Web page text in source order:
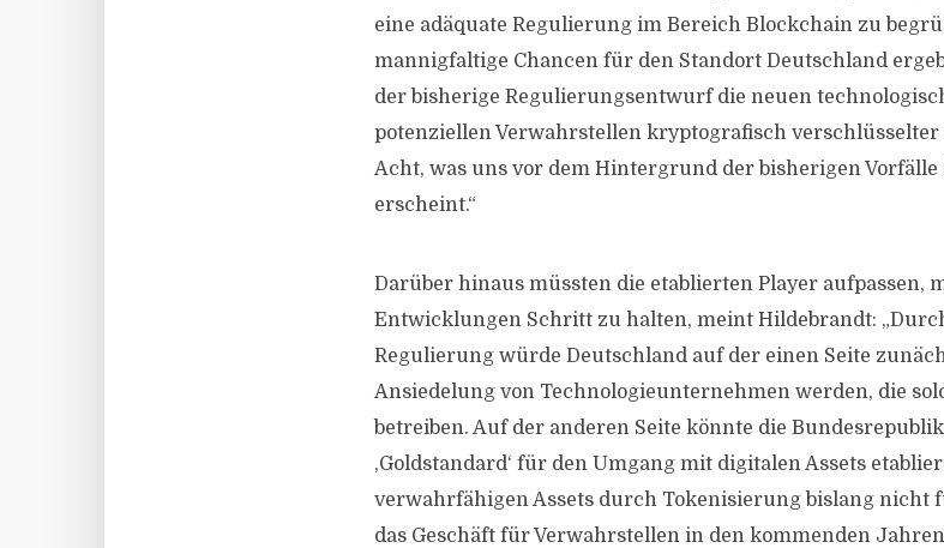
eine adäquate Regulierung im Bereich Blockchain zu
mannigfaltige Chancen für den Standort Deutschland
der bisherige Regulierungsentwurf die neuen
potenziellen Verwahrstellen kryptografisch
Acht, was uns vor dem Hintergrund der bisherigen
erscheint.“
Darüber hinaus müssten die etablierten Player aufpassen,
Entwicklungen Schritt zu halten, meint Hildebrandt:
Regulierung würde Deutschland auf der einen Seite
Ansiedelung von Technologieunternehmen werden, die
betreiben. Auf der anderen Seite könnte die
‚Goldstandard‘ für den Umgang mit digitalen Assets
verwahrfähigen Assets durch Tokenisierung bislang nicht
das Geschäft für Verwahrstellen in den kommenden